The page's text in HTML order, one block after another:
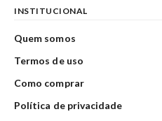
INSTITUCIONAL
Quem somos
Termos de uso
Como comprar
Política de privacidade